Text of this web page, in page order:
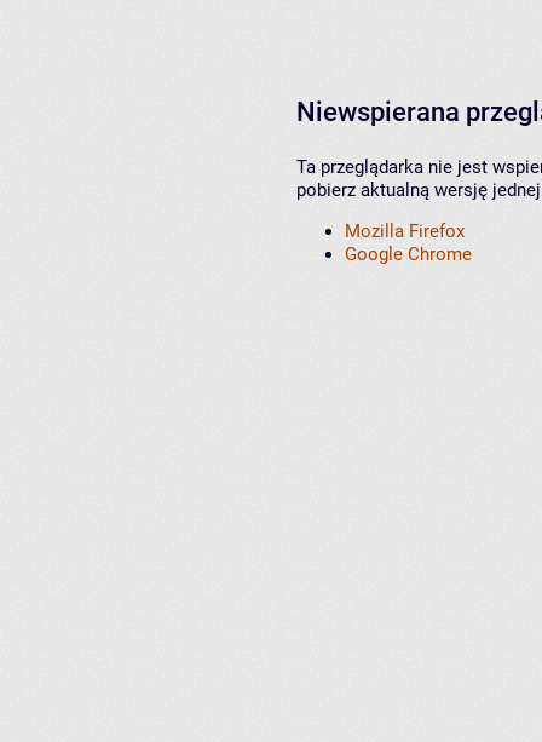
Niewspierana
Ta przeglądarka nie jest
pobierz aktualną wersję
Mozilla Firefox
Google Chrome